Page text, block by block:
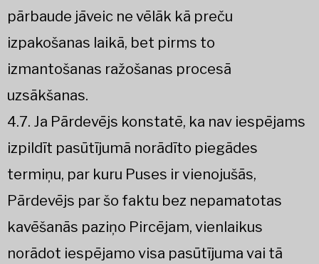
pārbaude jāveic ne vēlāk kā preču
izpakošanas laikā, bet pirms to
izmantošanas ražošanas procesā
uzsākšanas.
4.7. Ja Pārdevējs konstatē, ka nav iespējams
izpildīt pasūtījumā norādīto piegādes
termiņu, par kuru Puses ir vienojušās,
Pārdevējs par šo faktu bez nepamatotas
kavēšanās paziņo Pircējam, vienlaikus
norādot iespējamo visa pasūtījuma vai tā